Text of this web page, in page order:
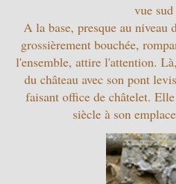
vue sud
A la base, presque au niveau
grossièrement bouchée, rompant la belle harmonie de
l'ensemble, attire l'attention. Là, était à
du château avec son pont
faisant office de châtelet.